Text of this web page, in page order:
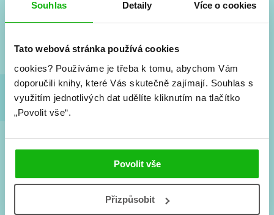
Souhlas Detaily Více o cookies
Tato webová stránka používá cookies
cookies? Používáme je třeba k tomu, abychom Vám
doporučili knihy, které Vás skutečně zajímají. Souhlas s
využitím jednotlivých dat udělíte kliknutím na tlačítko
„Povolit vše“.
Povolit vše
Přizpůsobit
Vše kolem #youngadult každý měsíc rovnou do mailu!
a seriálové adaptace a další.
Souhlasím spodmínkami zpracování osobních údajů
Tvá e-mailová adresa je u nás v bezpečí. Přečti si